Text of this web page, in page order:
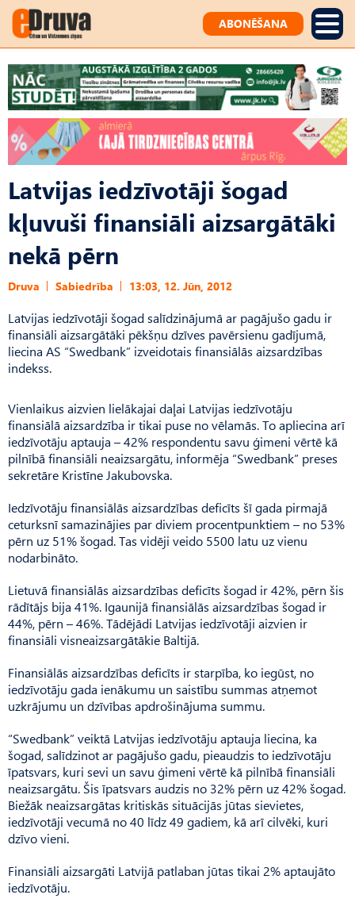
ABONĒŠANA
Latvijas iedzīvotāji šogad
kļuvuši finansiāli aizsargātāki
nekā pērn
Druva Sabiedrība 13:03, 12. Jūn, 2012
Latvijas iedzīvotāji šogad salīdzinājumā ar pagājušo gadu ir
finansiāli aizsargātāki pēkšņu dzīves pavērsienu gadījumā,
liecina AS “Swedbank” izveidotais finansiālās aizsardzības
indekss.
Vienlaikus aizvien lielākajai daļai Latvijas iedzīvotāju
finansiālā aizsardzība ir tikai puse no vēlamās. To apliecina arī
iedzīvotāju aptauja – 42% respondentu savu ģimeni vērtē kā
pilnībā finansiāli neaizsargātu, informēja “Swedbank” preses
sekretāre Kristīne Jakubovska.
Iedzīvotāju finansiālās aizsardzības deficīts šī gada pirmajā
ceturksnī samazinājies par diviem procentpunktiem – no 53%
pērn uz 51% šogad. Tas vidēji veido 5500 latu uz vienu
nodarbināto.
Lietuvā finansiālās aizsardzības deficīts šogad ir 42%, pērn šis
rādītājs bija 41%. Igaunijā finansiālās aizsardzības šogad ir
44%, pērn – 46%. Tādējādi Latvijas iedzīvotāji aizvien ir
finansiāli visneaizsargātākie Baltijā.
Finansiālās aizsardzības deficīts ir starpība, ko iegūst, no
iedzīvotāju gada ienākumu un saistību summas atņemot
uzkrājumu un dzīvības apdrošinājuma summu.
“Swedbank” veiktā Latvijas iedzīvotāju aptauja liecina, ka
šogad, salīdzinot ar pagājušo gadu, pieaudzis to iedzīvotāju
īpatsvars, kuri sevi un savu ģimeni vērtē kā pilnībā finansiāli
neaizsargātu. Šis īpatsvars audzis no 32% pērn uz 42% šogad.
Biežāk neaizsargātas kritiskās situācijās jūtas sievietes,
iedzīvotāji vecumā no 40 līdz 49 gadiem, kā arī cilvēki, kuri
dzīvo vieni.
Finansiāli aizsargāti Latvijā patlaban jūtas tikai 2% aptaujāto
iedzīvotāju.